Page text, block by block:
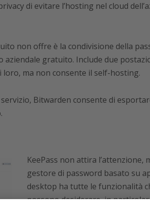
di evitare l’hosting nel cloud
non offre è la condivisione della
gratuito. Include due
ma non consente il self-hosting.
Bitwarden consente di
KeePass non attira l’attenzione,
gestore di password basato su
desktop ha tutte le funzionalità
possono desiderare, in